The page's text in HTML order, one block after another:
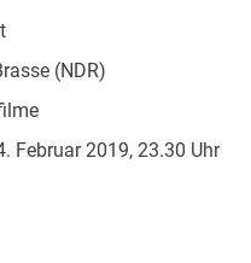
(NDR)
Februar 2019, 23.30 Uhr